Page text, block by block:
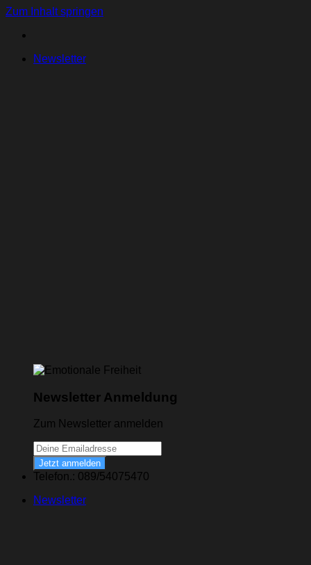
Zum Inhalt springen
Newsletter
Newsletter Anmeldung
Zum Newsletter anmelden
Jetzt anmelden
Telefon.: 089/54075470
Newsletter